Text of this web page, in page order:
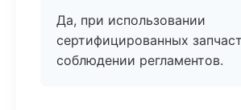
Да, при использовании
сертифицированных
соблюдении регламентов.